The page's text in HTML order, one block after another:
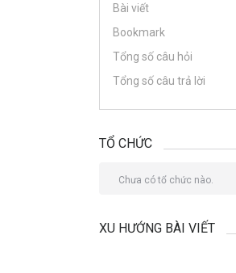
Bài viết
Bookmark
Tổng số câu hỏi
Tổng số câu trả lời
TỔ CHỨC
Chưa có tổ chức nào.
XU HƯỚNG BÀI VIẾT